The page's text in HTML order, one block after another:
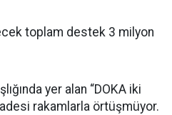
toplam destek 3 milyon
yer alan “DOKA iki
rakamlarla örtüşmüyor.